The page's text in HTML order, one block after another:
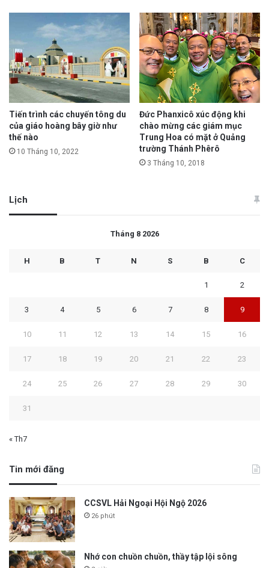
Tiến trình các chuyến tông du
của giáo hoàng bây giờ như
thế nào
10 Tháng 10, 2022
Đức Phanxicô xúc động khi
chào mừng các giám mục
Trung Hoa có mặt ở Quảng
trường Thánh Phêrô
3 Tháng 10, 2018
Lịch
Tháng 8 2026
H B T N S B C
1 2
3 4 5 6 7 8 9
10 11 12 13 14 15 16
17 18 19 20 21 22 23
24 25 26 27 28 29 30
31
« Th7
Tin mới đăng
CCSVL Hải Ngoại Hội Ngộ 2026
26 phút
Nhớ con chuồn chuồn, thầy tập lội sông